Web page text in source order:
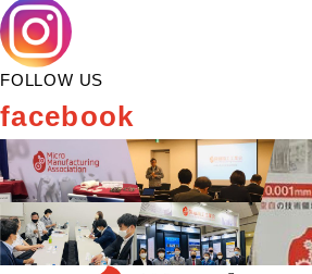
FOLLOW US
facebook